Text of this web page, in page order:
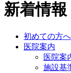
新着情報
初めての方へ
医院案内
医院案
施設基